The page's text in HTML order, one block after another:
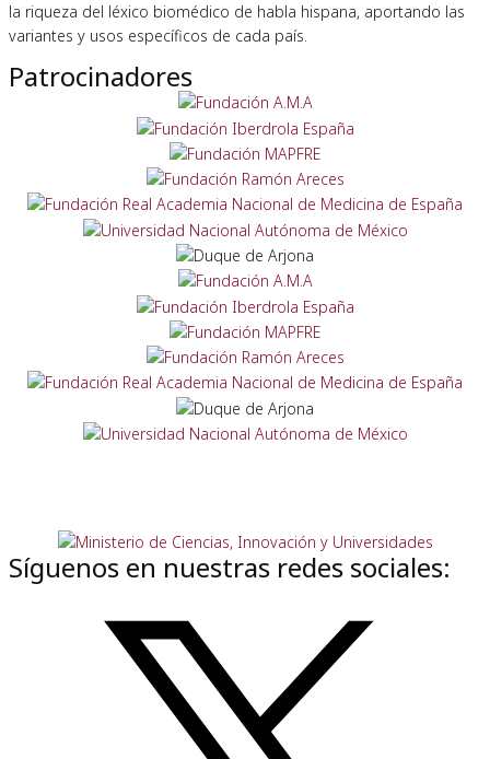
la riqueza del léxico biomédico de habla hispana, aportando las
variantes y usos específicos de cada país.
Patrocinadores
Síguenos en nuestras redes sociales: